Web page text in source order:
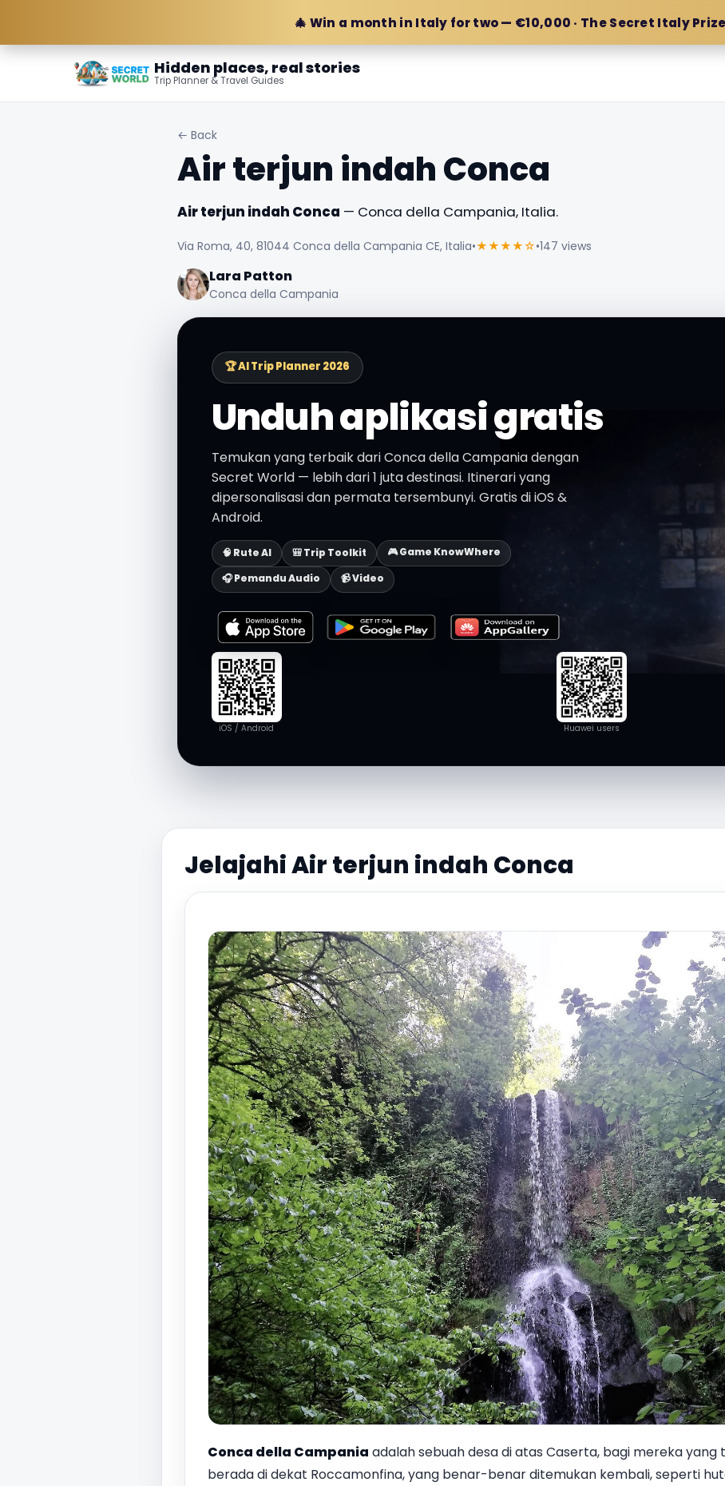
🎄 Win a month in Italy for two — €10,000 · The Secret Italy Prize
Hidden places, real stories
Trip Planner & Travel Guides
← Back
Air terjun indah Conca
Air terjun indah Conca — Conca della Campania, Italia.
Via Roma, 40, 81044 Conca della Campania CE, Italia•★★★★☆•147 views
Lara Patton
Conca della Campania
🏆 AI Trip Planner 2026
Unduh aplikasi gratis
Temukan yang terbaik dari Conca della Campania dengan
Secret World — lebih dari 1 juta destinasi. Itinerari yang
dipersonalisasi dan permata tersembunyi. Gratis di iOS &
Android.
🧠 Rute AI 🎒 Trip Toolkit
🎮 Game KnowWhere
🎧 Pemandu Audio
📹 Video
iOS / Android Huawei users
Jelajahi Air terjun indah Conca
Conca della Campania adalah sebuah desa di atas Caserta, bagi mereka yang
berada di dekat Roccamonfina, yang benar-benar ditemukan kembali, seperti